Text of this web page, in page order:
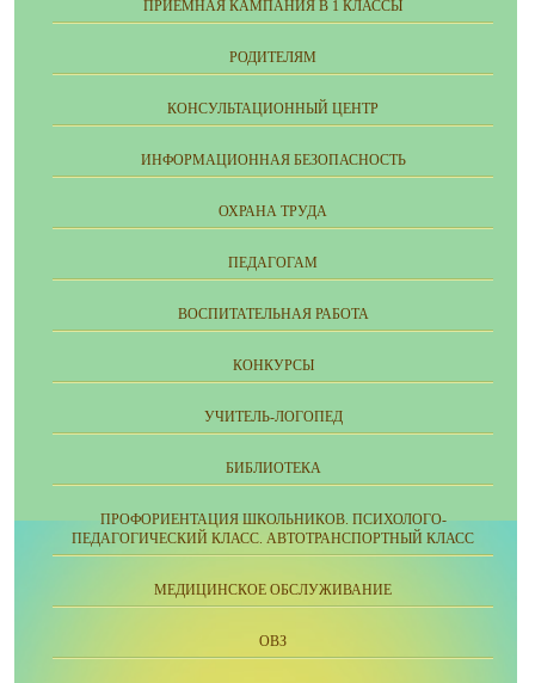
ПРИЕМНАЯ КАМПАНИЯ В 1 КЛАССЫ
РОДИТЕЛЯМ
КОНСУЛЬТАЦИОННЫЙ ЦЕНТР
ИНФОРМАЦИОННАЯ БЕЗОПАСНОСТЬ
ОХРАНА ТРУДА
ПЕДАГОГАМ
ВОСПИТАТЕЛЬНАЯ РАБОТА
КОНКУРСЫ
УЧИТЕЛЬ-ЛОГОПЕД
БИБЛИОТЕКА
ПРОФОРИЕНТАЦИЯ ШКОЛЬНИКОВ. ПСИХОЛОГО-
ПЕДАГОГИЧЕСКИЙ КЛАСС. АВТОТРАНСПОРТНЫЙ КЛАСС
МЕДИЦИНСКОЕ ОБСЛУЖИВАНИЕ
ОВЗ